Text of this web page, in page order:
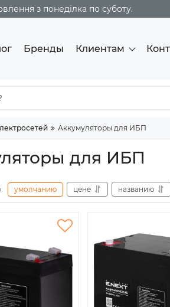
з понеділка по суботу.
Бренды Клиентам
Аккумуляторы для ИБП
для ИБП
умолчанию цене названию